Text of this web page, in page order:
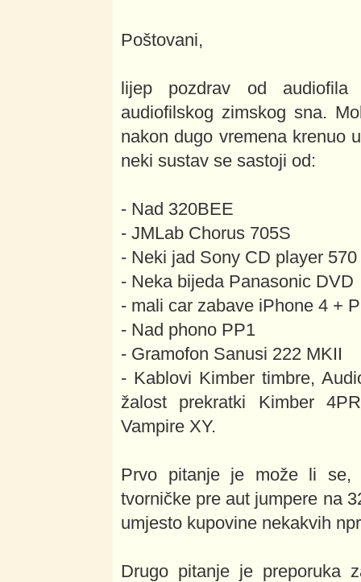
Poštovani,
lijep pozdrav od
audiofilskog zimskog sna.
nakon dugo vremena krenuo
neki sustav se sastoji od:
- Nad 320BEE
- JMLab Chorus 705S
- Neki jad Sony CD player 570
- Neka bijeda Panasonic DVD
- mali car zabave iPhone 4 +
- Nad phono PP1
- Gramofon Sanusi 222 MKII
- Kablovi Kimber timbre,
žalost prekratki Kimber
Vampire XY.
Prvo pitanje je može li se,
tvorničke pre aut jumpere na
umjesto kupovine nekakvih
Drugo pitanje je preporuka